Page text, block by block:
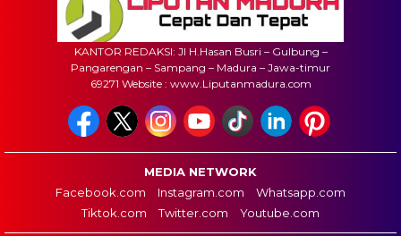
KANTOR REDAKSI: Jl H.Hasan Busri – Gulbung –
Pangarengan – Sampang – Madura – Jawa-timur
69271 Website : www.Liputanmadura.com
MEDIA NETWORK
Facebook.com
Instagram.com
Whatsapp.com
Tiktok.com
Twitter.com Youtube.com